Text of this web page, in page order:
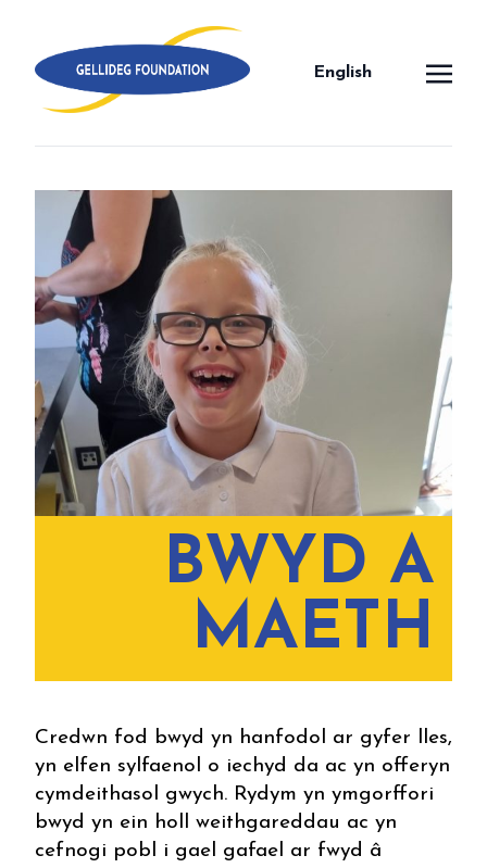
English
BWYD A
MAETH
Credwn fod bwyd yn hanfodol ar gyfer lles,
yn elfen sylfaenol o iechyd da ac yn offeryn
cymdeithasol gwych. Rydym yn ymgorffori
bwyd yn ein holl weithgareddau ac yn
cefnogi pobl i gael gafael ar fwyd â